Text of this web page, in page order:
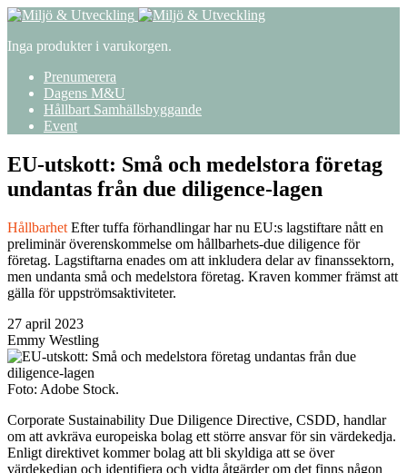
Inga produkter i varukorgen.
Prenumerera
Dagens M&U
Hållbart Samhällsbyggande
Event
EU-utskott: Små och medelstora företag
undantas från due diligence-lagen
Hållbarhet Efter tuffa förhandlingar har nu EU:s lagstiftare nått en
preliminär överenskommelse om hållbarhets-due diligence för
företag. Lagstiftarna enades om att inkludera delar av finanssektorn,
men undanta små och medelstora företag. Kraven kommer främst att
gälla för uppströmsaktiviteter.
27 april 2023
Emmy Westling
Foto: Adobe Stock.
Corporate Sustainability Due Diligence Directive, CSDD, handlar
om att avkräva europeiska bolag ett större ansvar för sin värdekedja.
Enligt direktivet kommer bolag att bli skyldiga att se över
värdekedjan och identifiera och vidta åtgärder om det finns någon